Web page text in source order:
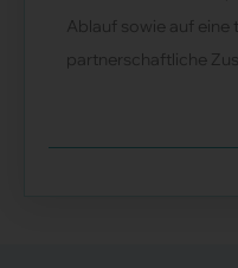
Ablauf sowie auf eine
partnerschaftliche